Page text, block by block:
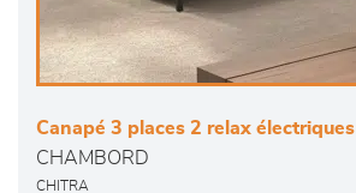
Canapé 3 places 2 relax électriques
CHAMBORD
CHITRA